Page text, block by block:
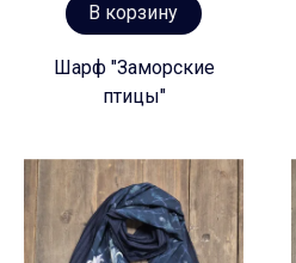
В корзину
Шарф "Заморские
птицы"